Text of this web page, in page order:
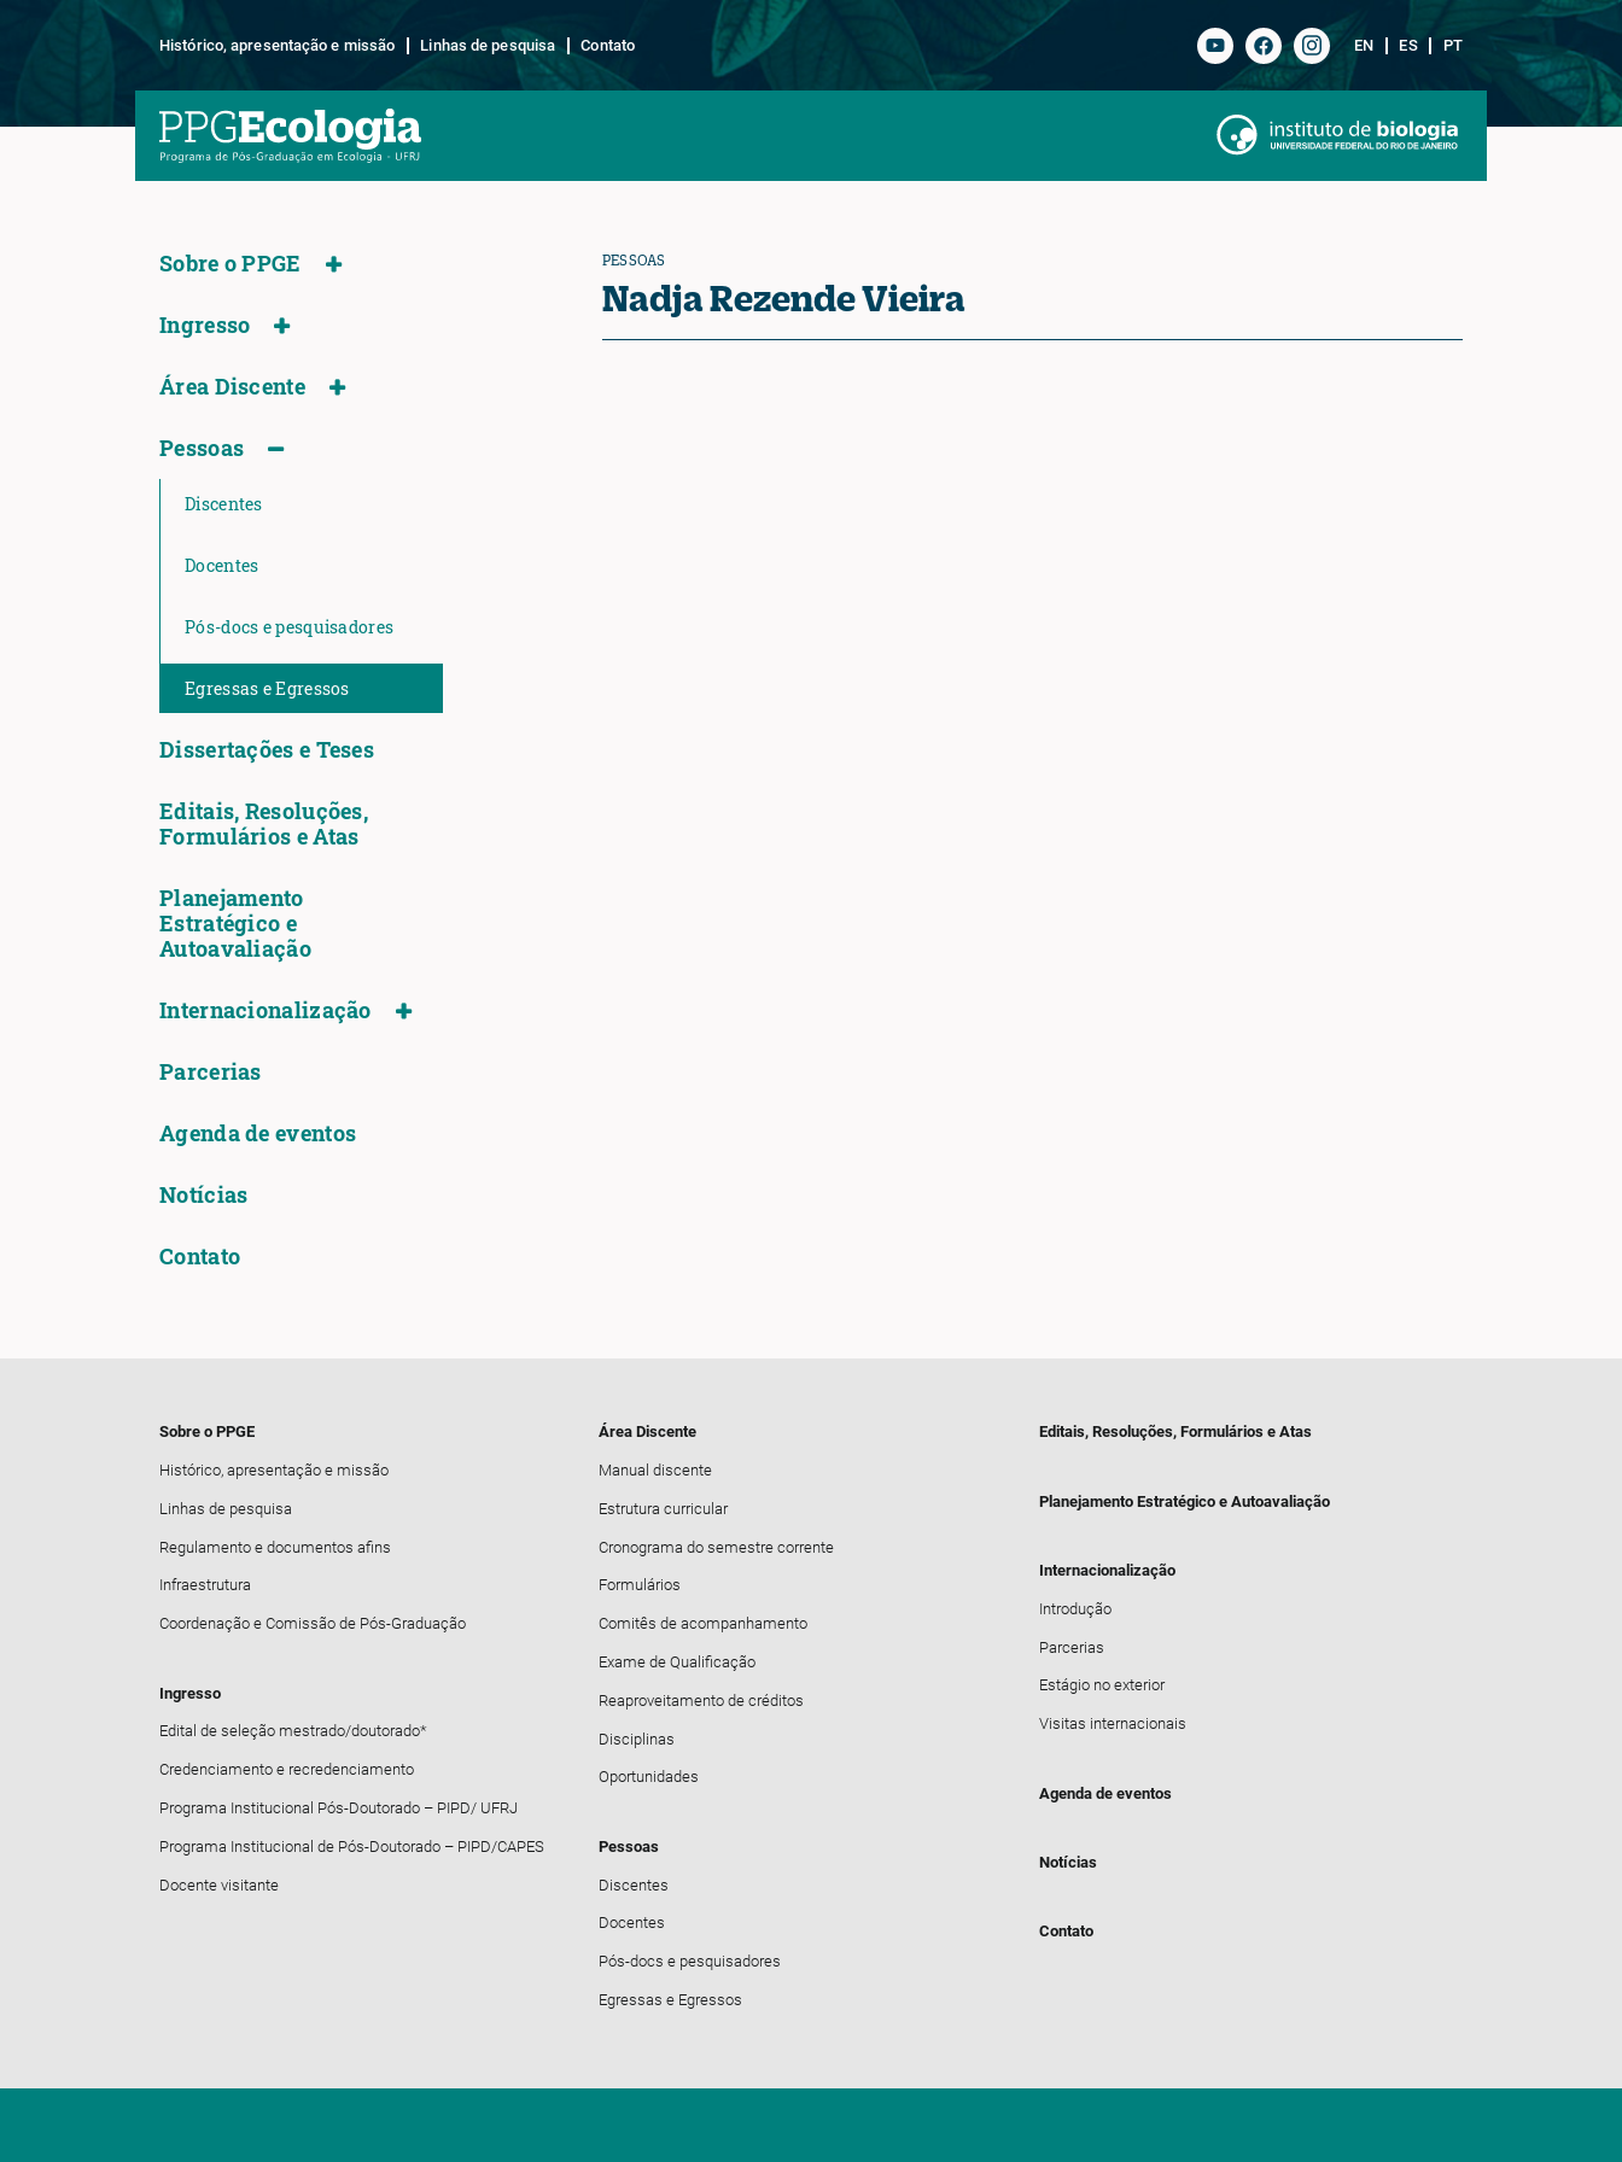
Histórico, apresentação e missão Linhas de pesquisa Contato EN ES PT
Sobre o PPGE
Ingresso
Área Discente
Pessoas
Discentes
Docentes
Pós-docs e pesquisadores
Egressas e Egressos
Dissertações e Teses
Editais, Resoluções,
Formulários e Atas
Planejamento
Estratégico e
Autoavaliação
Internacionalização
Parcerias
Agenda de eventos
Notícias
Contato
PESSOAS
Nadja Rezende Vieira
Sobre o PPGE
Histórico, apresentação e missão
Linhas de pesquisa
Regulamento e documentos afins
Infraestrutura
Coordenação e Comissão de Pós-Graduação
Ingresso
Edital de seleção mestrado/doutorado*
Credenciamento e recredenciamento
Programa Institucional Pós-Doutorado – PIPD/ UFRJ
Programa Institucional de Pós-Doutorado – PIPD/CAPES
Docente visitante
Área Discente
Manual discente
Estrutura curricular
Cronograma do semestre corrente
Formulários
Comitês de acompanhamento
Exame de Qualificação
Reaproveitamento de créditos
Disciplinas
Oportunidades
Pessoas
Discentes
Docentes
Pós-docs e pesquisadores
Egressas e Egressos
Editais, Resoluções, Formulários e Atas
Planejamento Estratégico e Autoavaliação
Internacionalização
Introdução
Parcerias
Estágio no exterior
Visitas internacionais
Agenda de eventos
Notícias
Contato